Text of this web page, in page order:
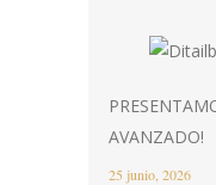
AVANZADO!
25 junio, 2026